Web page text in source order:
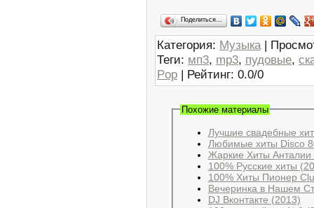
Поделиться…
Категория: Музыка |
Теги: мп3, mp3, пудовые,
Pop | Рейтинг: 0.0/0
Похожие материалы
Лучшие свадебные
Любимые хиты Disco
Жаркие Хиты Анталии
100% Русские хиты
100% Хиты Пионер
Вечеринка в Нашем
DJ Вконтакте (2013)